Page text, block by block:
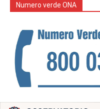
Numero verde ONA